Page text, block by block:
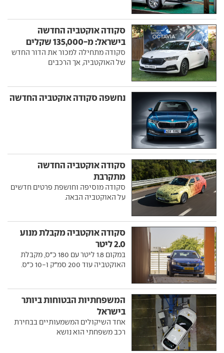
סקודה אוקטביה החדשה
בישראל: מ-135,000 שקלים
סקודה מתחילה למכור את הדור החדש
של האוקטביה, אך הרכבים
נחשפה סקודה אוקטביה החדשה
סקודה אוקטביה החדשה
מתקרבת
סקודה מוסיפה וחושפת פרטים חדשים
על האוקטביה הבאה.
סקודה אוקטביה מקבלת מנוע
2.0 ליטר
במקום 1.8 ליטר עם 180 כ"ס, מקבלת
האוקטביה עוד 200 סמ"ק ו-10 כ"ס.
המשפחתיות הבטוחות ביותר
בישראל
אחד השיקולים המשמעותיים בבחירת
רכב משפחתי הוא נושא